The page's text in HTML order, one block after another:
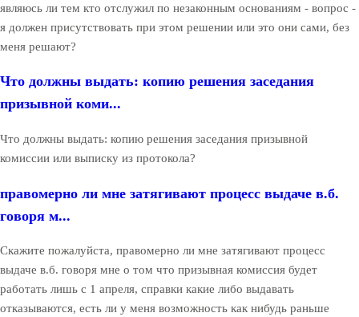
являюсь ли тем кто отслужил по незаконным основаниям - вопрос -
я должен присутствовать при этом решении или это они сами, без
меня решают?
Что должны выдать: копию решения заседания
призывной коми...
Что должны выдать: копию решения заседания призывной
комиссии или выписку из протокола?
правомерно ли мне затягивают процесс выдаче в.б.
говоря м...
Скажите пожалуйста, правомерно ли мне затягивают процесс
выдаче в.б. говоря мне о том что призывная комиссия будет
работать лишь с 1 апреля, справки какие либо выдавать
отказываются, есть ли у меня возможность как нибудь раньше